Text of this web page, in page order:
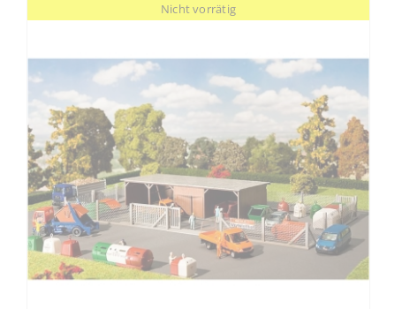
Nicht vorrätig